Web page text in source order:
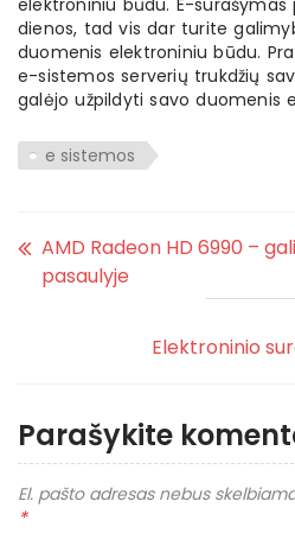
elektroniniu būdu. E-surašymas
dienos, tad vis dar turite
duomenis elektroniniu būdu.
e-sistemos serverių trukdžių
galėjo užpildyti savo duomenis
e sistemos
AMD Radeon HD 6990 –
pasaulyje
Elektroninio
Parašykite
El. pašto adresas nebus
*